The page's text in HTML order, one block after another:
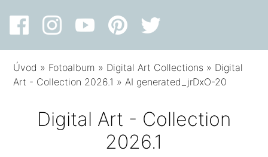
Úvod » Fotoalbum » Digital Art Collections » Digital
Art - Collection 2026.1 »AI generated_jrDxO-20
Digital Art - Collection
2026.1